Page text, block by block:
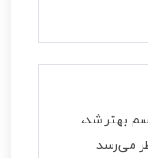
بهتر شد،
می‌رسد